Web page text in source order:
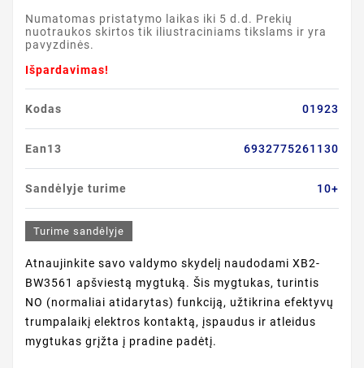
Numatomas pristatymo laikas iki 5 d.d. Prekių
nuotraukos skirtos tik iliustraciniams tikslams ir yra
pavyzdinės.
Išpardavimas!
Kodas 01923
Ean13 6932775261130
Sandėlyje turime 10+
Turime sandėlyje
Atnaujinkite savo valdymo skydelį naudodami XB2-
BW3561 apšviestą mygtuką. Šis mygtukas, turintis
NO (normaliai atidarytas) funkciją, užtikrina efektyvų
trumpalaikį elektros kontaktą, įspaudus ir atleidus
mygtukas grįžta į pradine padėtį.